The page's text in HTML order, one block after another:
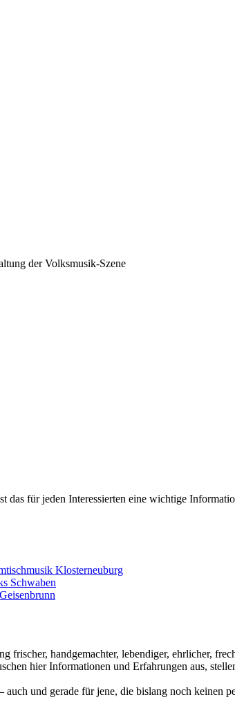
der Volksmusik-Szene
das für jeden Interessierten eine wichtige
Klosterneuburg
Schwaben
frischer, handgemachter, lebendiger, ehrlicher,
hier Informationen und Erfahrungen aus,
und gerade für jene, die bislang noch keinen